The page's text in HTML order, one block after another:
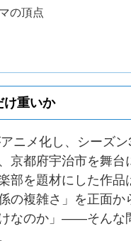
の頂点
け重いか
ニメ化し、シーズ
京都府宇治市を舞
部を題材にした作
の複雑さ」を正面
なのか」——そんな